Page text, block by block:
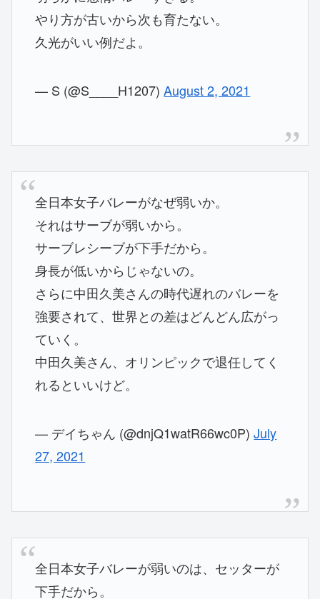
やり方が古いから次も育たない。
久光がいい例だよ。
— S (@S____H1207)August 2, 2021
全日本女子バレーがなぜ弱いか。
それはサーブが弱いから。
サーブレシーブが下手だから。
身長が低いからじゃないの。
さらに中田久美さんの時代遅れのバレーを
強要されて、世界との差はどんどん広がっ
ていく。
中田久美さん、オリンピックで退任してく
れるといいけど。
— デイちゃん (@dnjQ1watR66wc0P)July
27, 2021
全日本女子バレーが弱いのは、セッターが
下手だから。